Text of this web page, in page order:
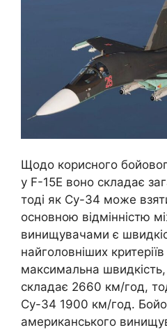
Щодо корисного
у F-15E воно складає
тоді як Су-34 може
основною відмінністю
винищувачами є
найголовніших
максимальна
складає 2660 км/год,
Су-34 1900 км/год.
американського